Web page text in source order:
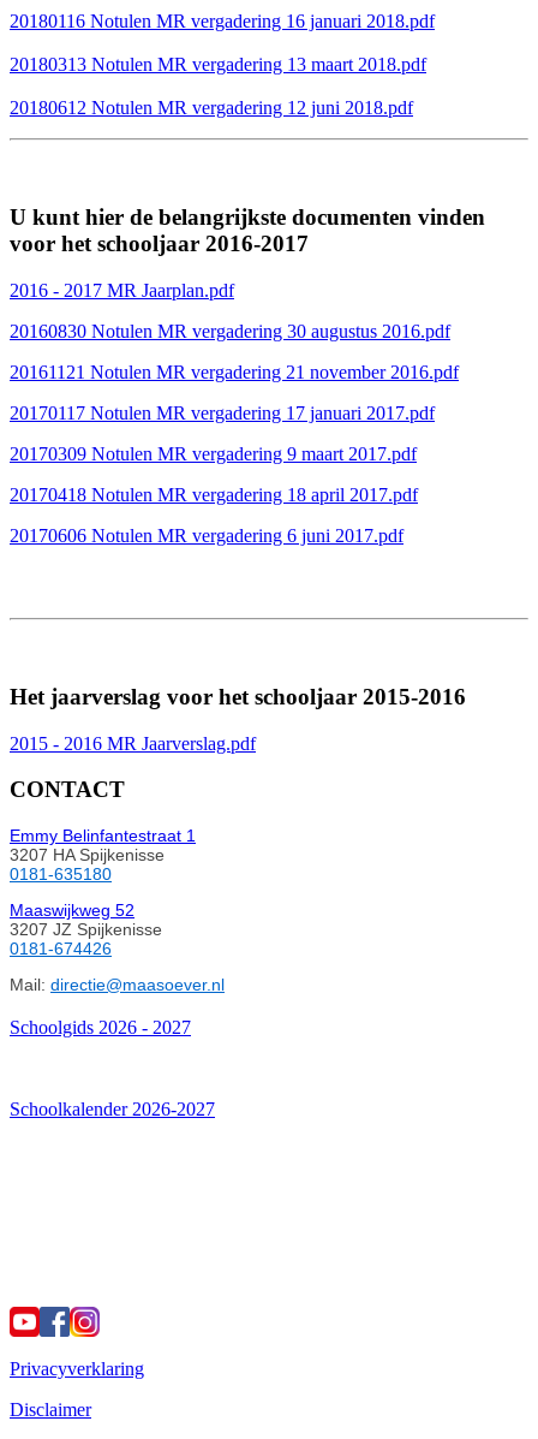
20180116 Notulen MR vergadering 16 januari 2018.pdf
20180313 Notulen MR vergadering 13 maart 2018.pdf
20180612 Notulen MR vergadering 12 juni 2018.pdf
U kunt hier de belangrijkste documenten vinden
voor het schooljaar 2016-2017
2016 - 2017 MR Jaarplan.pdf
20160830 Notulen MR vergadering 30 augustus 2016.pdf
20161121 Notulen MR vergadering 21 november 2016.pdf
20170117 Notulen MR vergadering 17 januari 2017.pdf
20170309 Notulen MR vergadering 9 maart 2017.pdf
20170418 Notulen MR vergadering 18 april 2017.pdf
20170606 Notulen MR vergadering 6 juni 2017.pdf
Het jaarverslag voor het schooljaar 2015-2016
2015 - 2016 MR Jaarverslag.pdf
CONTACT
Emmy Belinfantestraat 1
3207 HA Spijkenisse
0181-635180
Maaswijkweg 52
3207 JZ Spijkenisse
0181-674426
Mail: directie@maasoever.nl
Schoolgids 2026 - 2027
Schoolkalender 2026-2027
Privacyverklaring
Disclaimer